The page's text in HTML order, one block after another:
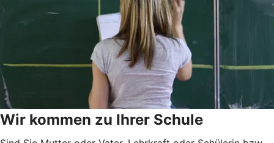
Wir kommen zu Ihrer Schule